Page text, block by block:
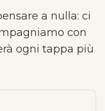
a nulla: ci
con
ogni tappa più